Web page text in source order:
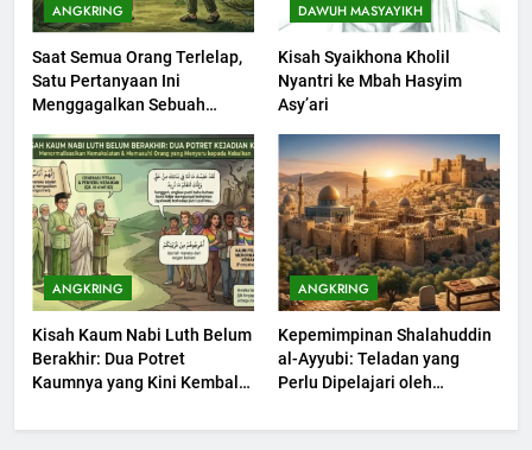
ANGKRING
Saat Semua Orang Terlelap,
Satu Pertanyaan Ini
Menggagalkan Sebuah
DAWUH MASYAYIKH
Kisah Syaikhona Kholil
Nyantri ke Mbah Hasyim
Asy’ari
ANGKRING
Kisah Kaum Nabi Luth Belum
Berakhir: Dua Potret
Kaumnya yang Kini Kembali
ANGKRING
Kepemimpinan Shalahuddin
al-Ayyubi: Teladan yang
Perlu Dipelajari oleh
(2)
KHUTBAH
1
Limpahan Nikmat Allah
KHUTBAH
2
Khutbah Jumat: Ketaatan,
Kebaikan dan Pengaruhnya
dalam Jiwa Manusia
KHUTBAH
Khutbah Jumat: Safar Bukan